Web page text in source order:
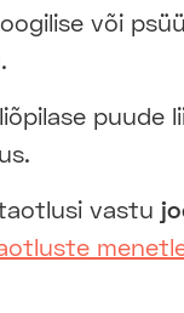
või
puude
vastu